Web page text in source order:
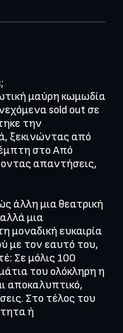
μαύρη κωμωδία
sold out σε
την
ξεκινώντας από
στο Από
απαντήσεις,
άλλη μια θεατρική
μια
μοναδική ευκαιρία
με τον εαυτό του,
Σε μόλις 100
του ολόκληρη η
αποκαλυπτικό,
Στο τέλος του
ή